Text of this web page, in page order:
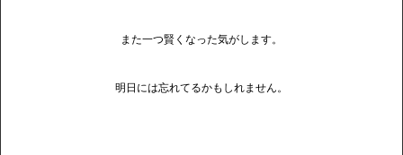
また一つ賢くなった気がします。
明日には忘れてるかもしれません。